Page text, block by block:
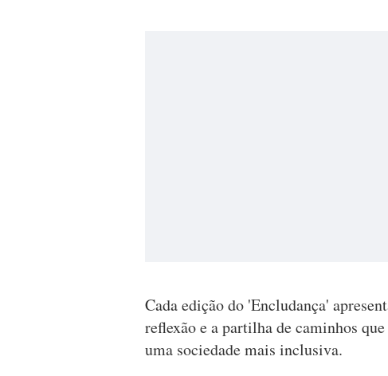
Cada edição do 'Encludança'
reflexão e a partilha de caminhos
uma sociedade mais inclusiva.